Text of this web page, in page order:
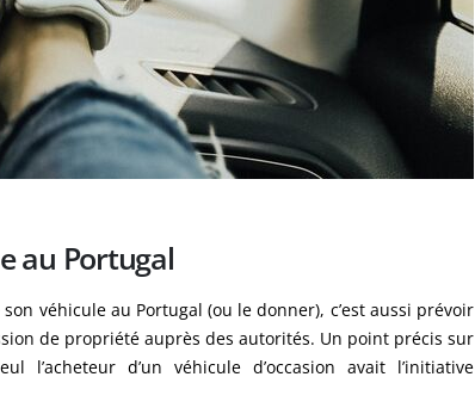
au Portugal
véhicule au Portugal (ou le donner), c’est aussi prévoir
de propriété auprès des autorités. Un point précis sur
l’acheteur d’un véhicule d’occasion avait l’initiative